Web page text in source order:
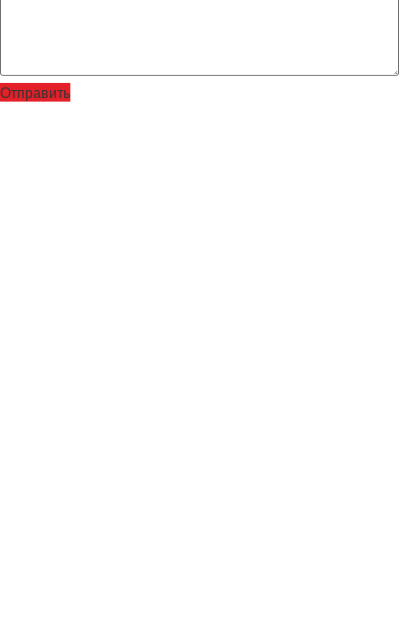
Отправить